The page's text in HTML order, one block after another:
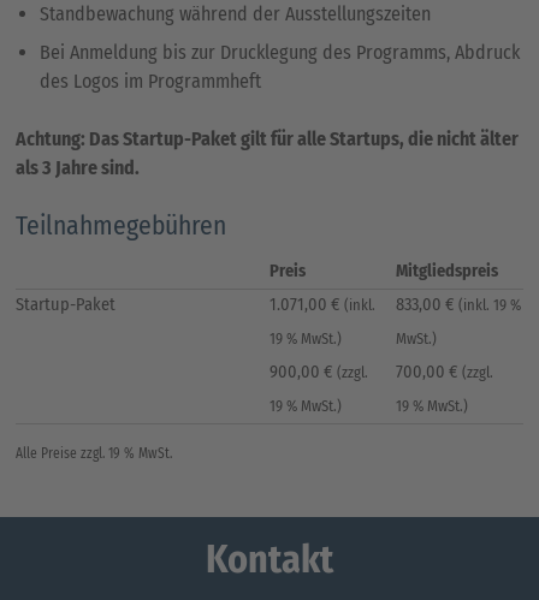
Standbewachung während der Ausstellungszeiten
Bei Anmeldung bis zur Drucklegung des Programms, Abdruck
des Logos im Programmheft
Achtung: Das Startup-Paket gilt für alle Startups, die nicht älter
als 3 Jahre sind.
Teilnahmegebühren
Preis
Mitgliedspreis
Startup-Paket
1.071,00 € (inkl.
19 % MwSt.)
900,00 € (zzgl.
19 % MwSt.)
833,00 €(inkl. 19 %
MwSt.)
700,00 €(zzgl.
19 % MwSt.)
Alle Preise zzgl. 19 % MwSt.
Kontakt